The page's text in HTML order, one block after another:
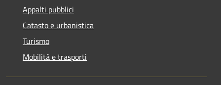
Appalti pubblici
Catasto e urbanistica
Turismo
Mobilità e trasporti